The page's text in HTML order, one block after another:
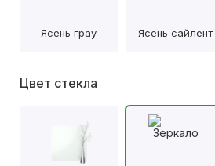
Ясень грау Ясень сайлент
Цвет стекла